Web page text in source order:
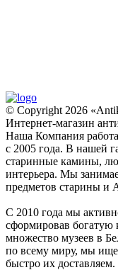
© Copyright 2026
Интернет-магазин
Наша Компания
с 2005 года. В нашей
старинные камины,
интерьера. Мы
предметов старины и
С 2010 года мы
сформировав богатую
множество музеев в
по всему миру, мы
быстро их доставляем.